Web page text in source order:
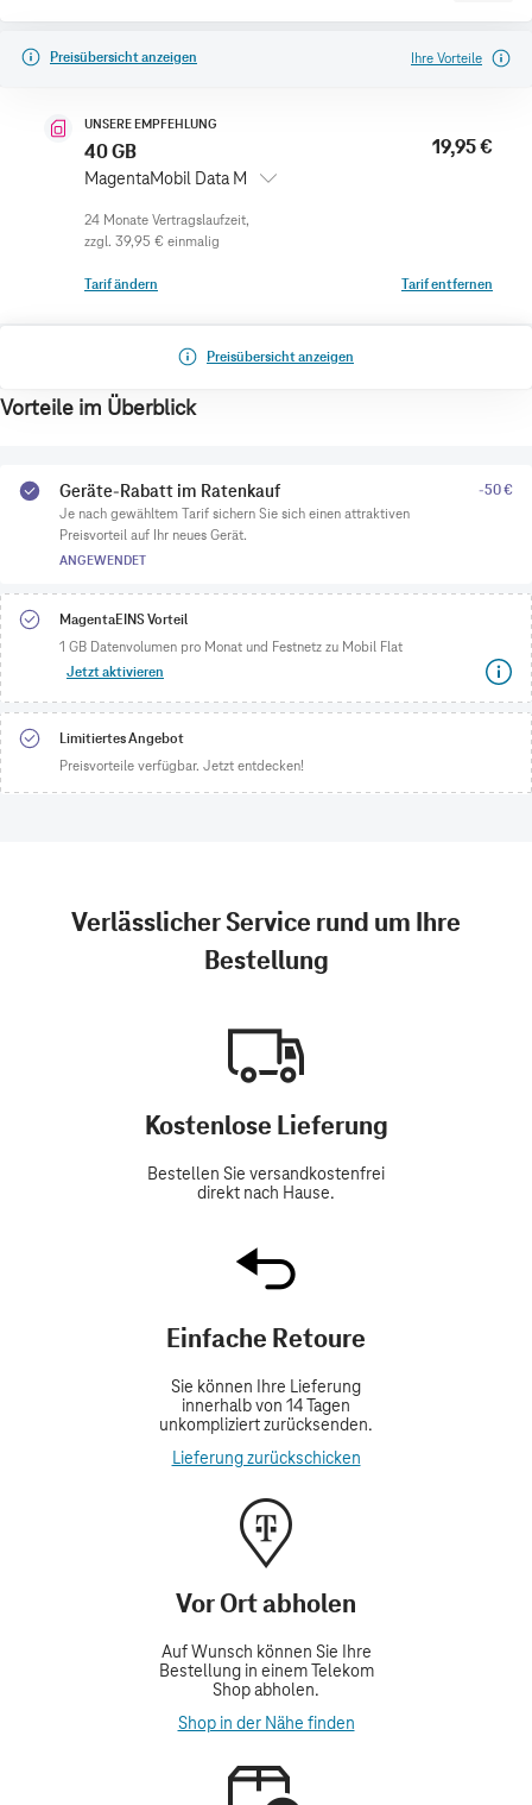
Preisübersicht anzeigen Ihre Vorteile
UNSERE EMPFEHLUNG
40 GB
MagentaMobil Data M
19,95 €
zzgl. 39,95 € einmalig
Tarif ändern Tarif entfernen
Preisübersicht anzeigen
Vorteile im Überblick
Geräte-Rabatt im Ratenkauf
Je nach gewähltem Tarif sichern Sie sich einen attraktiven
Preisvorteil auf Ihr neues Gerät.
ANGEWENDET
-50 €
MagentaEINS Vorteil
1 GB Datenvolumen pro Monat und Festnetz zu Mobil Flat
Jetzt aktivieren
Limitiertes Angebot
Preisvorteile verfügbar. Jetzt entdecken!